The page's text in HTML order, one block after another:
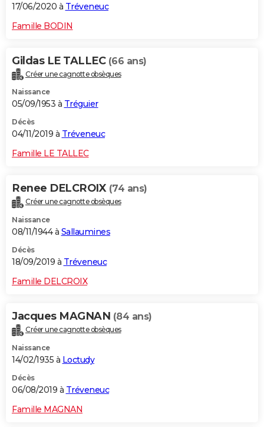
17/06/2020 à Tréveneuc
Famille BODIN
Gildas LE TALLEC (66 ans)
Créer une cagnotte obsèques
Naissance
05/09/1953 à Tréguier
Décès
04/11/2019 à Tréveneuc
Famille LE TALLEC
Renee DELCROIX (74 ans)
Créer une cagnotte obsèques
Naissance
08/11/1944 à Sallaumines
Décès
18/09/2019 à Tréveneuc
Famille DELCROIX
Jacques MAGNAN (84 ans)
Créer une cagnotte obsèques
Naissance
14/02/1935 à Loctudy
Décès
06/08/2019 à Tréveneuc
Famille MAGNAN